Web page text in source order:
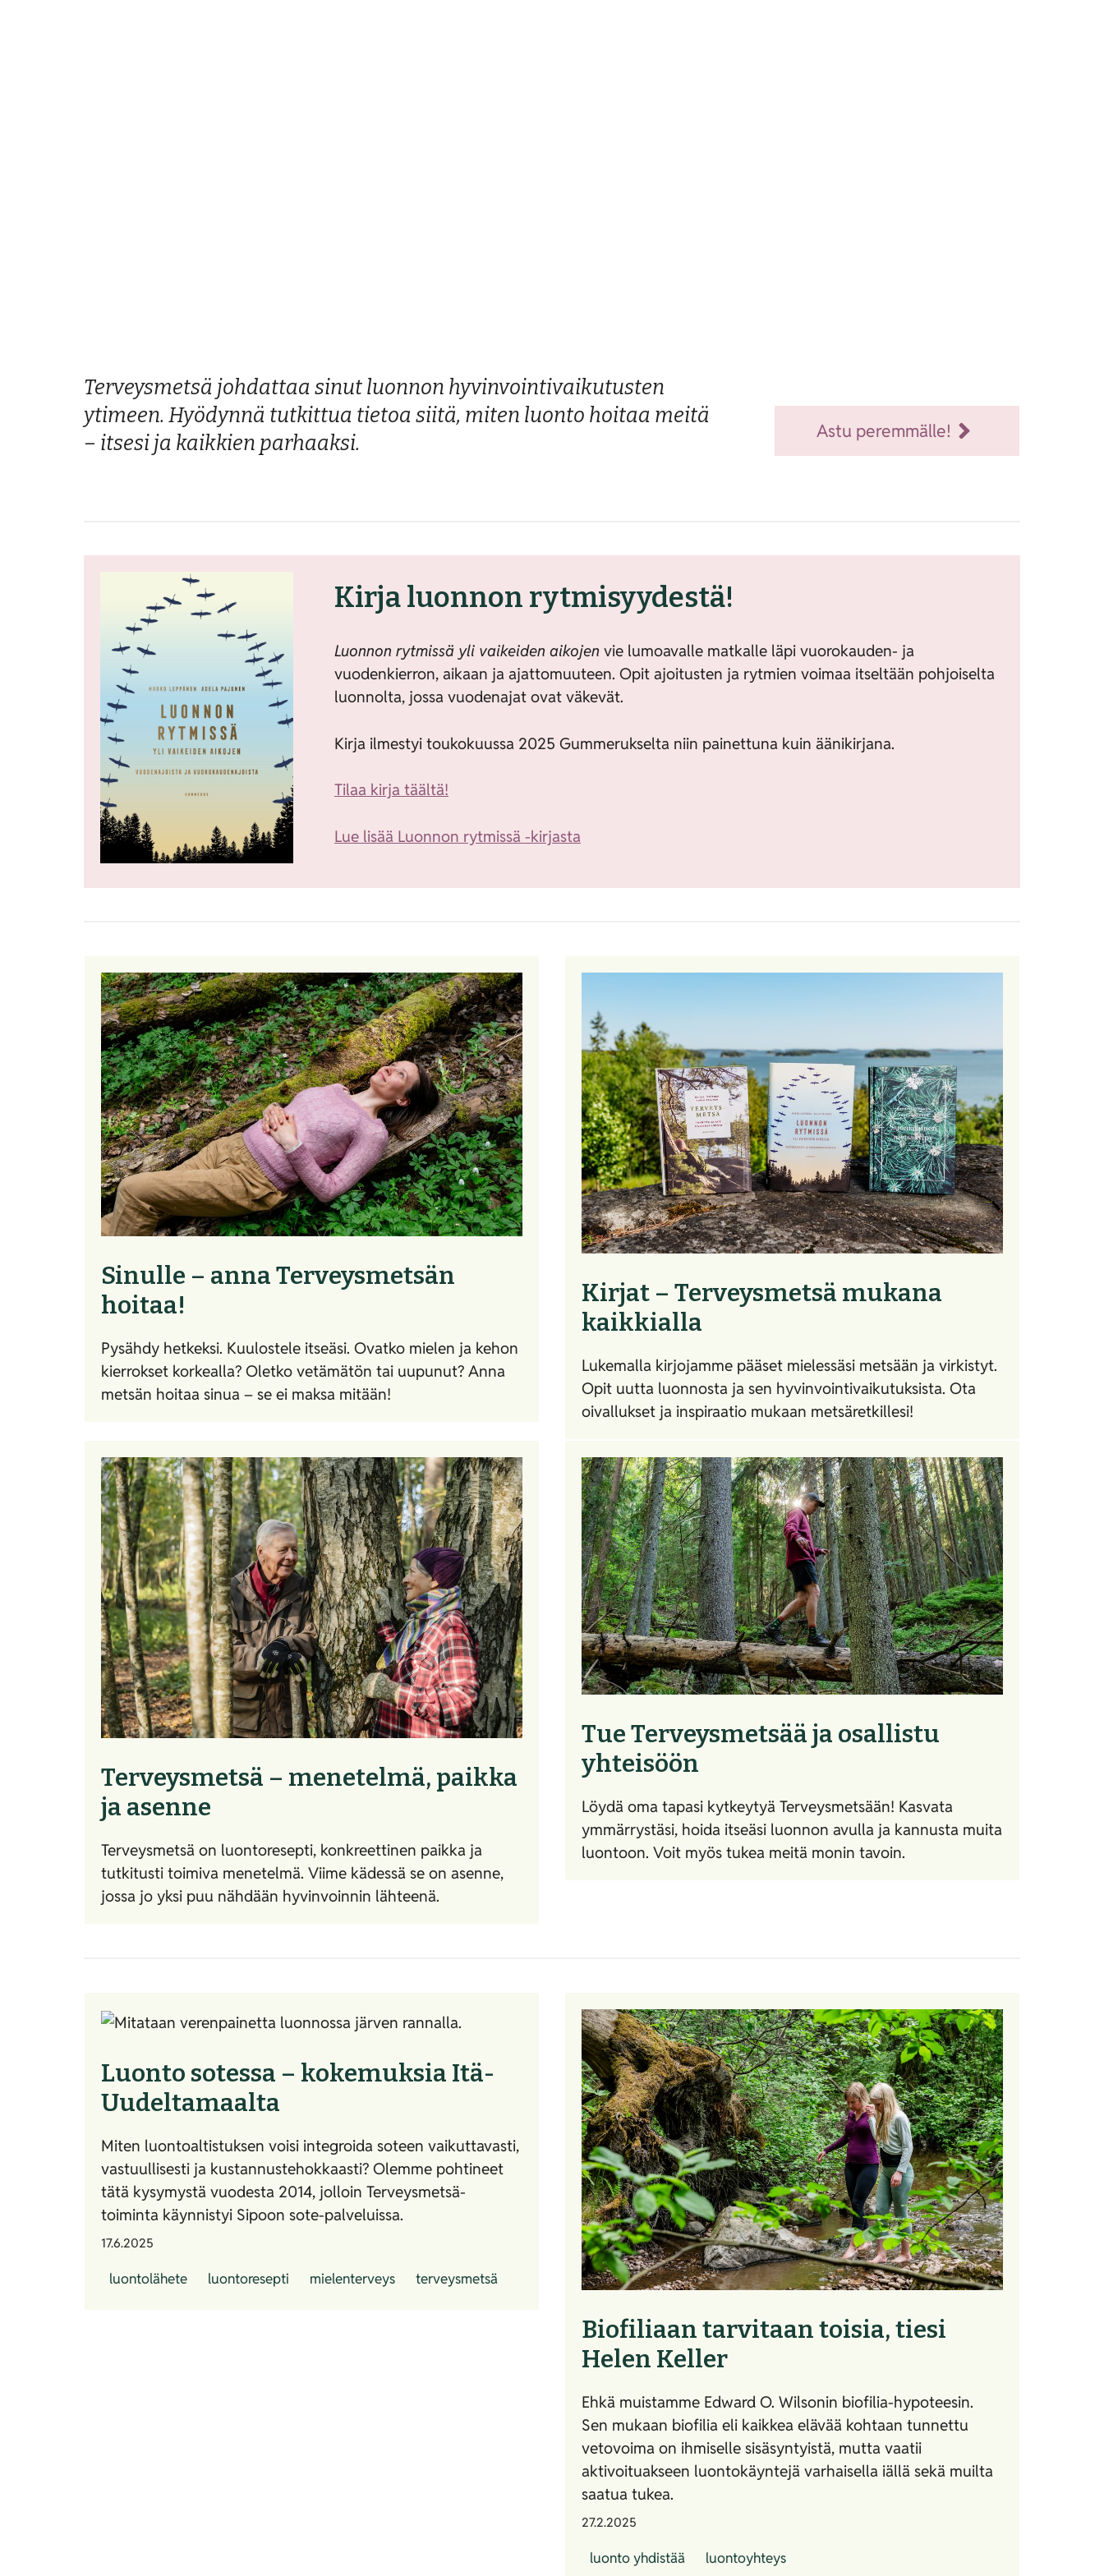
Terveysmetsä johdattaa sinut luonnon hyvinvointivaikutusten
ytimeen. Hyödynnä tutkittua tietoa siitä, miten luonto hoitaa meitä
– itsesi ja kaikkien parhaaksi.
Astu peremmälle!
Kirja luonnon rytmisyydestä!
Luonnon rytmissä yli vaikeiden aikojen vie lumoavalle matkalle läpi vuorokauden- ja
vuodenkierron, aikaan ja ajattomuuteen. Opit ajoitusten ja rytmien voimaa itseltään pohjoiselta
luonnolta, jossa vuodenajat ovat väkevät.
Kirja ilmestyi toukokuussa 2025 Gummerukselta niin painettuna kuin äänikirjana.
Tilaa kirja täältä!
Lue lisää Luonnon rytmissä -kirjasta
Sinulle – anna Terveysmetsän
hoitaa!
Pysähdy hetkeksi. Kuulostele itseäsi. Ovatko mielen ja kehon
kierrokset korkealla? Oletko vetämätön tai uupunut? Anna
metsän hoitaa sinua – se ei maksa mitään!
Kirjat – Terveysmetsä mukana
kaikkialla
Lukemalla kirjojamme pääset mielessäsi metsään ja virkistyt.
Opit uutta luonnosta ja sen hyvinvointivaikutuksista. Ota
oivallukset ja inspiraatio mukaan metsäretkillesi!
Terveysmetsä – menetelmä, paikka
ja asenne
Terveysmetsä on luontoresepti, konkreettinen paikka ja
tutkitusti toimiva menetelmä. Viime kädessä se on asenne,
jossa jo yksi puu nähdään hyvinvoinnin lähteenä.
Tue Terveysmetsää ja osallistu
yhteisöön
Löydä oma tapasi kytkeytyä Terveysmetsään! Kasvata
ymmärrystäsi, hoida itseäsi luonnon avulla ja kannusta muita
luontoon. Voit myös tukea meitä monin tavoin.
Luonto sotessa – kokemuksia Itä-
Uudeltamaalta
Miten luontoaltistuksen voisi integroida soteen vaikuttavasti,
vastuullisesti ja kustannustehokkaasti? Olemme pohtineet
tätä kysymystä vuodesta 2014, jolloin Terveysmetsä-
toiminta käynnistyi Sipoon sote-palveluissa.
17.6.2025
luontolähete luontoresepti mielenterveys terveysmetsä
Biofiliaan tarvitaan toisia, tiesi
Helen Keller
Ehkä muistamme Edward O. Wilsonin biofilia-hypoteesin.
Sen mukaan biofilia eli kaikkea elävää kohtaan tunnettu
vetovoima on ihmiselle sisäsyntyistä, mutta vaatii
aktivoituakseen luontokäyntejä varhaisella iällä sekä muilta
saatua tukea.
27.2.2025
luonto yhdistää luontoyhteys